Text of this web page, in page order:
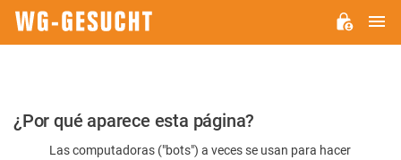
Por
favor,
¿Por qué aparece esta página?
Las computadoras ("bots") a veces se usan para hacer